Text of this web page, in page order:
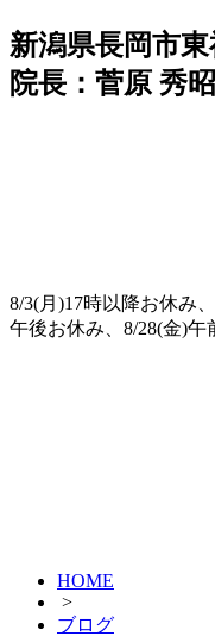
新潟県長岡市
院長：菅原 秀昭
8/3(月)17時以降お休み
午後お休み、8/28(金)午
HOME
>
ブログ